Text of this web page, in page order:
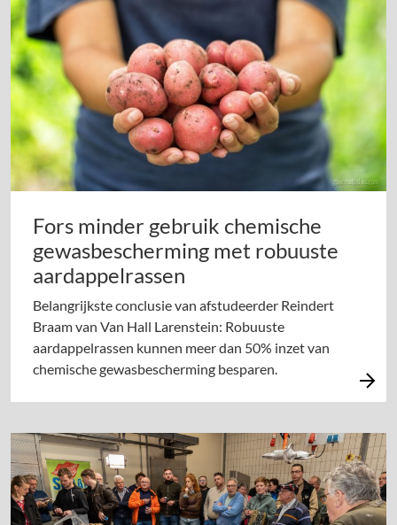
Fors minder gebruik chemische
gewasbescherming met robuuste
aardappelrassen
Belangrijkste conclusie van afstudeerder Reindert
Braam van Van Hall Larenstein: Robuuste
aardappelrassen kunnen meer dan 50% inzet van
chemische gewasbescherming besparen.